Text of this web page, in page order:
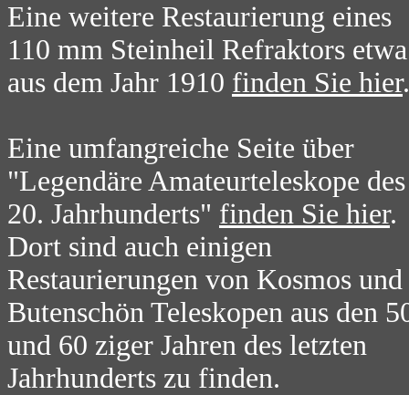
Eine weitere Restaurierung eines
110 mm Steinheil Refraktors etwa
aus dem Jahr 1910 finden Sie hier.
Eine umfangreiche Seite über
"Legendäre Amateurteleskope des
20. Jahrhunderts" finden Sie hier.
Dort sind auch einigen
Restaurierungen von Kosmos und
Butenschön Teleskopen aus den
und 60 ziger Jahren des letzten
Jahrhunderts zu finden.